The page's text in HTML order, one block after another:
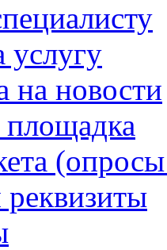
услугу
на новости
площадка
(опросы